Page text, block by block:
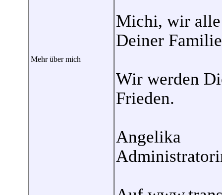
Mehr über mich
Michi, wir alle
Deiner
Wir werden
Frieden.
Angelika